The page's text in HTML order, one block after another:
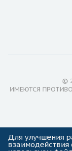
©
ИМЕЮТСЯ
Для улучшения